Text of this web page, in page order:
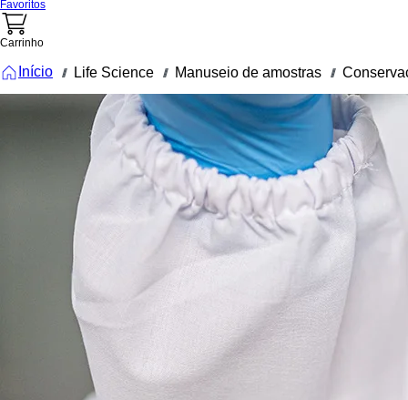
Favoritos
Carrinho
Início /// Life Science /// Manuseio de amostras ///